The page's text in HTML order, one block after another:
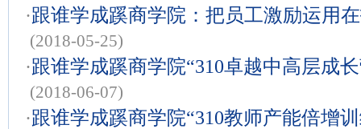
·跟谁学成蹊商学院：把员工激励运用
(2018-05-25)
·跟谁学成蹊商学院“310卓越中高层成
(2018-06-07)
·跟谁学成蹊商学院“310教师产能倍增